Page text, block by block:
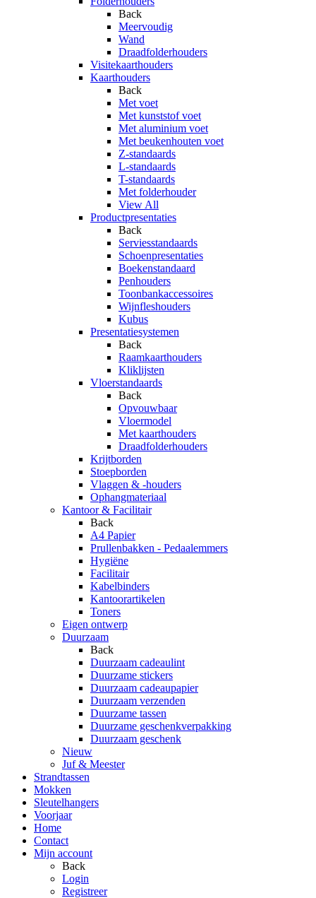
Back
Meervoudig
Wand
Draadfolderhouders
Visitekaarthouders
Kaarthouders
Back
Met voet
Met kunststof voet
Met aluminium voet
Met beukenhouten voet
Z-standaards
L-standaards
T-standaards
Met folderhouder
View All
Productpresentaties
Back
Serviesstandaards
Schoenpresentaties
Boekenstandaard
Penhouders
Toonbankaccessoires
Wijnfleshouders
Kubus
Presentatiesystemen
Back
Raamkaarthouders
Kliklijsten
Vloerstandaards
Back
Opvouwbaar
Vloermodel
Met kaarthouders
Draadfolderhouders
Krijtborden
Stoepborden
Vlaggen & -houders
Ophangmateriaal
Kantoor & Facilitair
Back
A4 Papier
Prullenbakken - Pedaalemmers
Hygiëne
Facilitair
Kabelbinders
Kantoorartikelen
Toners
Eigen ontwerp
Duurzaam
Back
Duurzaam cadeaulint
Duurzame stickers
Duurzaam cadeaupapier
Duurzaam verzenden
Duurzame tassen
Duurzame geschenkverpakking
Duurzaam geschenk
Nieuw
Juf & Meester
Strandtassen
Mokken
Sleutelhangers
Voorjaar
Home
Contact
Mijn account
Back
Login
Registreer